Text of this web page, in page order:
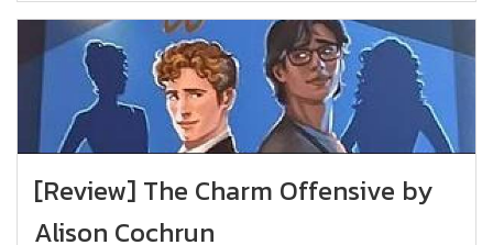
[Review] The Charm Offensive by
Alison Cochrun